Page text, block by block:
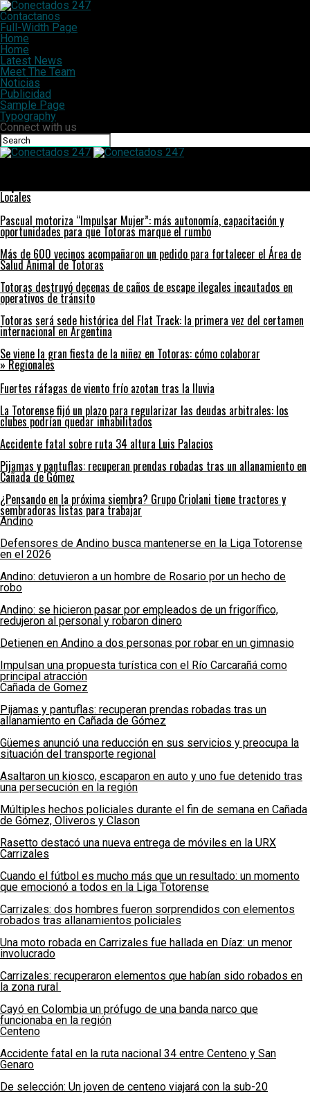
Contactanos
Full-Width Page
Home
Home
Latest News
Meet The Team
Noticias
Publicidad
Sample Page
Typography
Connect with us
Locales
Pascual motoriza “Impulsar Mujer”: más autonomía, capacitación y
oportunidades para que Totoras marque el rumbo
Más de 600 vecinos acompañaron un pedido para fortalecer el Área de
Salud Animal de Totoras
Totoras destruyó decenas de caños de escape ilegales incautados en
operativos de tránsito
Totoras será sede histórica del Flat Track: la primera vez del certamen
internacional en Argentina
Se viene la gran fiesta de la niñez en Totoras: cómo colaborar
» Regionales
Fuertes ráfagas de viento frío azotan tras la lluvia
La Totorense fijó un plazo para regularizar las deudas arbitrales: los
clubes podrían quedar inhabilitados
Accidente fatal sobre ruta 34 altura Luis Palacios
Pijamas y pantuflas: recuperan prendas robadas tras un allanamiento en
Cañada de Gómez
¿Pensando en la próxima siembra? Grupo Criolani tiene tractores y
sembradoras listas para trabajar
Andino
Defensores de Andino busca mantenerse en la Liga Totorense
en el 2026
Andino: detuvieron a un hombre de Rosario por un hecho de
robo
Andino: se hicieron pasar por empleados de un frigorífico,
redujeron al personal y robaron dinero
Detienen en Andino a dos personas por robar en un gimnasio
Impulsan una propuesta turística con el Río Carcarañá como
principal atracción
Cañada de Gomez
Pijamas y pantuflas: recuperan prendas robadas tras un
allanamiento en Cañada de Gómez
Güemes anunció una reducción en sus servicios y preocupa la
situación del transporte regional
Asaltaron un kiosco, escaparon en auto y uno fue detenido tras
una persecución en la región
Múltiples hechos policiales durante el fin de semana en Cañada
de Gómez, Oliveros y Clason
Rasetto destacó una nueva entrega de móviles en la URX
Carrizales
Cuando el fútbol es mucho más que un resultado: un momento
que emocionó a todos en la Liga Totorense
Carrizales: dos hombres fueron sorprendidos con elementos
robados tras allanamientos policiales
Una moto robada en Carrizales fue hallada en Díaz: un menor
involucrado
Carrizales: recuperaron elementos que habían sido robados en
la zona rural
Cayó en Colombia un prófugo de una banda narco que
funcionaba en la región
Centeno
Accidente fatal en la ruta nacional 34 entre Centeno y San
Genaro
De selección: Un joven de centeno viajará con la sub-20